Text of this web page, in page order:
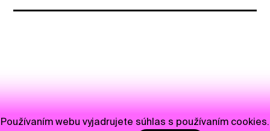
Používaním webu vyjadrujete súhlas s používaním cookies.